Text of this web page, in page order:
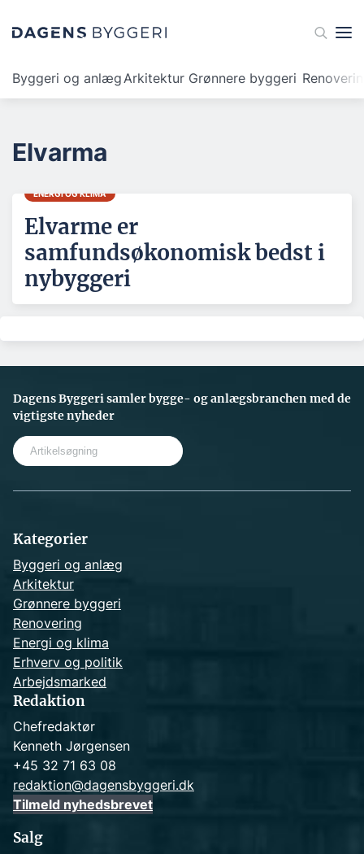
Byggeri og anlægArkitektur Grønnere byggeri
Elvarma
ENERGI OG KLIMA
Elvarme er
samfundsøkonomisk bedst i
nybyggeri
Dagens Byggeri samler bygge- og anlægsbranchen med de
vigtigste nyheder
Kategorier
Byggeri og anlæg
Arkitektur
Grønnere byggeri
Renovering
Energi og klima
Erhverv og politik
Arbejdsmarked
Redaktion
Chefredaktør
Kenneth Jørgensen
+45 32 71 63 08
redaktion@dagensbyggeri.dk
Tilmeld nyhedsbrevet
Salg